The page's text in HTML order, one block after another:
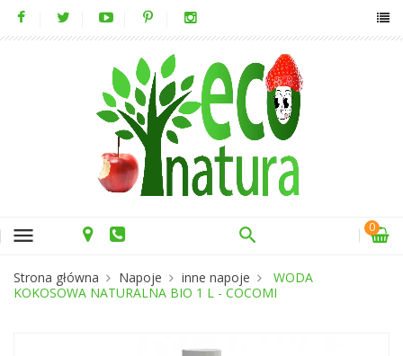
menu 0
Strona główna Napoje inne napoje
WODA
KOKOSOWA NATURALNA BIO 1 L - COCOMI